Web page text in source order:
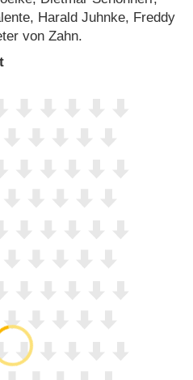
Harald Juhnke, Freddy
von Zahn.